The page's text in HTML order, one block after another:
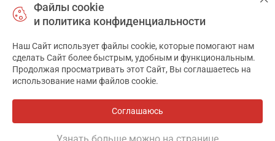
ПЕРЕД ПРИМЕНЕНИЕМ ПРЕПАРАТА
ПРОКОНСУЛЬТИРУЙТЕСЬ С ВРАЧОМ
ТОВ «АПТЕКА 911.ЮА» Код ЄДРПОУ 43631965.
Отказ от ответственности
АПТЕКА911.ЮА
Файлы cookie
и политика конфиденциальности
Наш Сайт использует файлы cookie, которые помогают нам
сделать Сайт более быстрым, удобным и функциональным.
Продолжая просматривать этот Сайт, Вы соглашаетесь на
использование нами файлов cookie.
Соглашаюсь
✕